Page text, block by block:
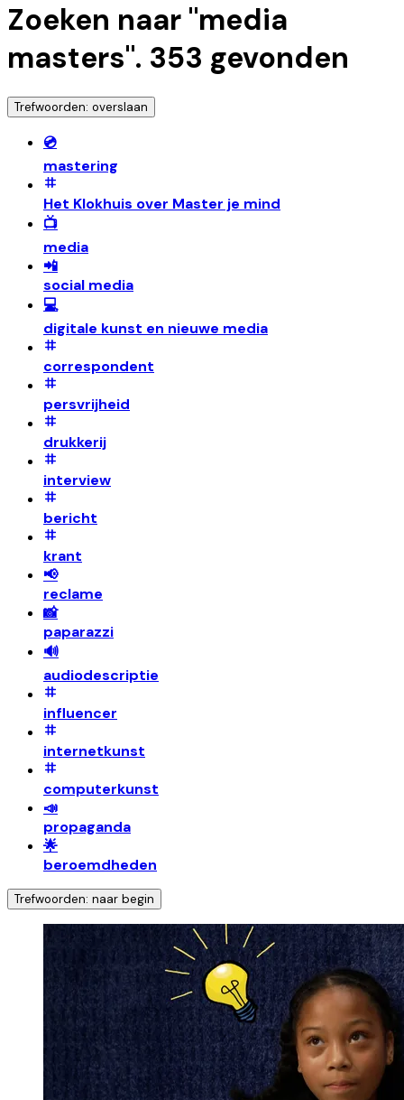
Zoeken naar "media
masters". 353 gevonden
Trefwoorden: overslaan
💿
mastering
Het Klokhuis over Master je mind
📺
media
📲
social media
💻
digitale kunst en nieuwe media
correspondent
persvrijheid
drukkerij
interview
bericht
krant
📢
reclame
📸
paparazzi
🔊
audiodescriptie
influencer
internetkunst
computerkunst
📣
propaganda
🌟
beroemdheden
Trefwoorden: naar begin